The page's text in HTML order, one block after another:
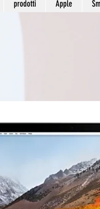
prodotti Apple